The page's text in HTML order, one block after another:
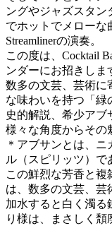
ングやジャズスタン
でホットでメローな
Streamlinerの演奏。
この度は、Cocktail
ンダーにお招きしま
数多の文芸、芸術に
な味わいを持つ「緑
史的解説、希少アブ
様々な角度からその
＊アブサンとは、
ル（スピリッツ）で
この鮮烈な芳香と複
は、数多の文芸、芸
加水すると白く濁る
り様は、まさしく